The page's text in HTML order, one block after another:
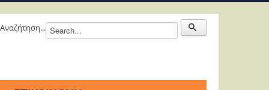
Αναζήτηση...